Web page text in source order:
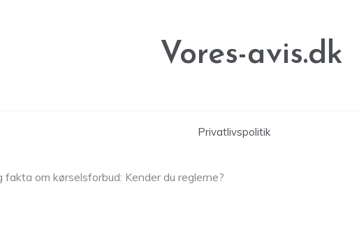
Vores-avis.dk
Privatlivspolitik
fakta om kørselsforbud: Kender du reglerne?